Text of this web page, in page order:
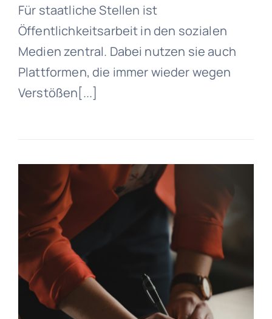
Für staatliche Stellen ist
Öffentlichkeitsarbeit in den sozialen
Medien zentral. Dabei nutzen sie auch
Plattformen, die immer wieder wegen
Verstößen[...]